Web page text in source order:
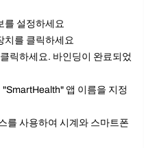
를 설정하세요
치를 클릭하세요
릭하세요. 바인딩이 완료되었
앱 이름을 지정
를 사용하여 시계와 스마트폰